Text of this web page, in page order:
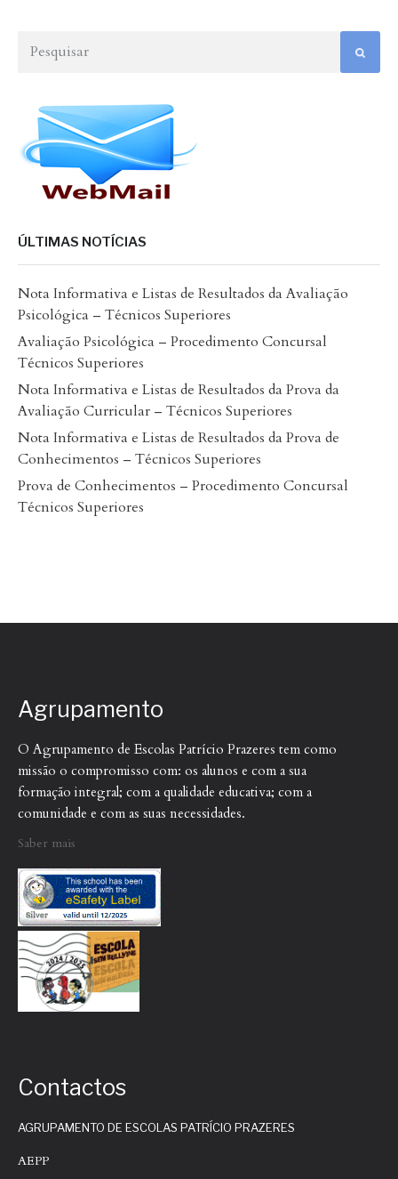
ÚLTIMAS NOTÍCIAS
Nota Informativa e Listas de Resultados da Avaliação
Psicológica – Técnicos Superiores
Avaliação Psicológica – Procedimento Concursal
Técnicos Superiores
Nota Informativa e Listas de Resultados da Prova da
Avaliação Curricular – Técnicos Superiores
Nota Informativa e Listas de Resultados da Prova de
Conhecimentos – Técnicos Superiores
Prova de Conhecimentos – Procedimento Concursal
Técnicos Superiores
Agrupamento
O Agrupamento de Escolas Patrício Prazeres tem como
missão o compromisso com: os alunos e com a sua
formação integral; com a qualidade educativa; com a
comunidade e com as suas necessidades.
Saber mais
Contactos
AGRUPAMENTO DE ESCOLAS PATRÍCIO PRAZERES
AEPP